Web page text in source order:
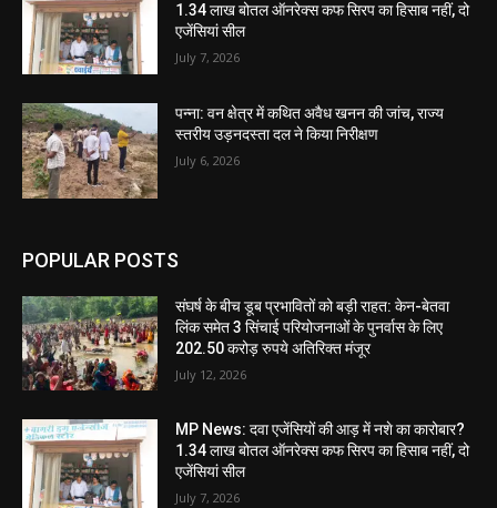
1.34 लाख बोतल ऑनरेक्स कफ सिरप का हिसाब नहीं, दो
एजेंसियां सील
July 7, 2026
पन्ना: वन क्षेत्र में कथित अवैध खनन की जांच, राज्य
स्तरीय उड़नदस्ता दल ने किया निरीक्षण
July 6, 2026
POPULAR POSTS
संघर्ष के बीच डूब प्रभावितों को बड़ी राहत: केन-बेतवा
लिंक समेत 3 सिंचाई परियोजनाओं के पुनर्वास के लिए
202.50 करोड़ रुपये अतिरिक्त मंजूर
July 12, 2026
MP News: दवा एजेंसियों की आड़ में नशे का कारोबार?
1.34 लाख बोतल ऑनरेक्स कफ सिरप का हिसाब नहीं, दो
एजेंसियां सील
July 7, 2026